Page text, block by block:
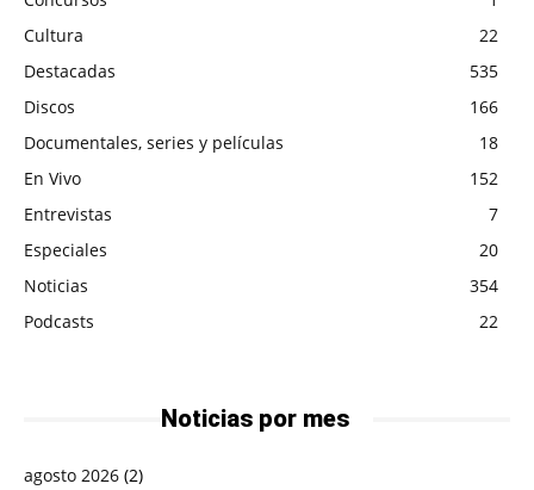
Cultura
22
Destacadas
535
Discos
166
Documentales, series y películas
18
En Vivo
152
Entrevistas
7
Especiales
20
Noticias
354
Podcasts
22
Noticias por mes
agosto 2026 (2)